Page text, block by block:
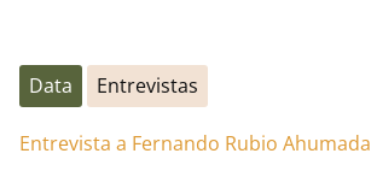
Data Entrevistas
Entrevista a Fernando Rubio Ahumada